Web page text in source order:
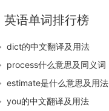
英语单词排行榜
dict的中文翻译及用法
process什么意思及同义词
estimate是什么意思及用法
you的中文翻译及用法